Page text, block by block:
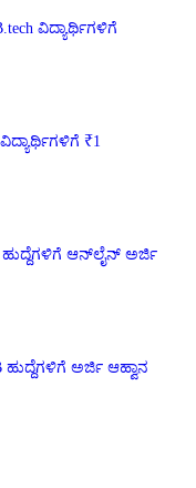
ವಿದ್ಯಾರ್ಥಿಗಳಿಗೆ
₹1
ಹುದ್ದೆಗಳಿಗೆ ಆನ್‌ಲೈನ್ ಅರ್ಜಿ
ಹುದ್ದೆಗಳಿಗೆ ಅರ್ಜಿ ಆಹ್ವಾನ